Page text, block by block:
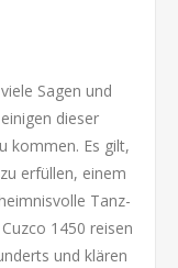
Sagen und
dieser
kommen. Es gilt,
erfüllen, einem
Tanz-
1450 reisen
und klären